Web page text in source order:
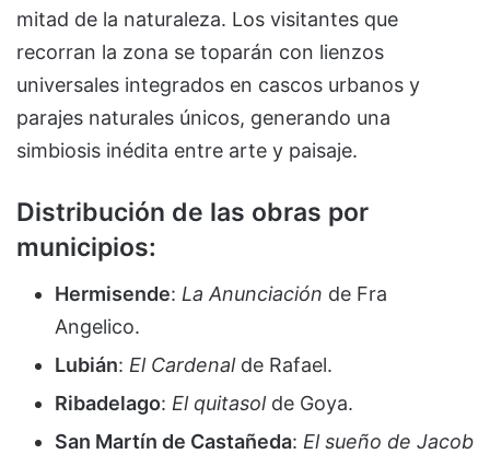
mitad de la naturaleza. Los visitantes que
recorran la zona se toparán con lienzos
universales integrados en cascos urbanos y
parajes naturales únicos, generando una
simbiosis inédita entre arte y paisaje.
Distribución de las obras por
municipios:
Hermisende: La Anunciación de Fra
Angelico.
Lubián: El Cardenalde Rafael.
Ribadelago: El quitasolde Goya.
San Martín de Castañeda: El sueño de Jacob